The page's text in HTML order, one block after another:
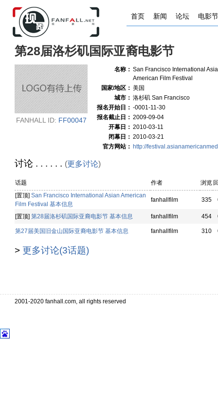
首页 新闻 论坛 电影节
第28届洛杉矶国际亚裔电影节
FANHALL ID: FF00047
名称： San Francisco International
American Film Festival
国家/地区： 美国
城市： 洛杉矶 San Francisco
报名开始日： -0001-11-30
报名截止日： 2009-09-04
开幕日： 2010-03-11
闭幕日： 2010-03-21
官方网站： http://
讨论 . . . . . . (更多讨论)
话题 作者 浏览
[置顶] San Francisco International Asian American
Film Festival 基本信息
fanhallfilm 335
[置顶] 第28届洛杉矶国际亚裔电影节 基本信息 fanhallfilm 454
第27届美国旧金山国际亚裔电影节 基本信息 fanhallfilm 310
> 更多讨论(3话题)
2001-2020 fanhall.com, all rights reserved